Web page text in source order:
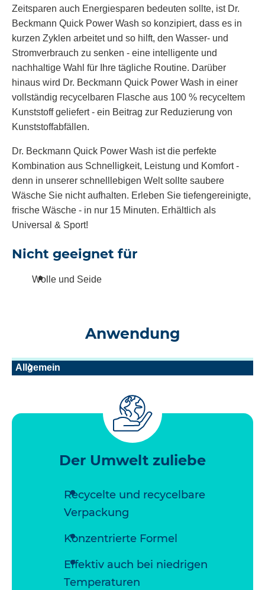
Zeitsparen auch Energiesparen bedeuten sollte, ist Dr.
Beckmann Quick Power Wash so konzipiert, dass es in
kurzen Zyklen arbeitet und so hilft, den Wasser- und
Stromverbrauch zu senken - eine intelligente und
nachhaltige Wahl für Ihre tägliche Routine. Darüber
hinaus wird Dr. Beckmann Quick Power Wash in einer
vollständig recycelbaren Flasche aus 100 % recyceltem
Kunststoff geliefert - ein Beitrag zur Reduzierung von
Kunststoffabfällen.
Dr. Beckmann Quick Power Wash ist die perfekte
Kombination aus Schnelligkeit, Leistung und Komfort -
denn in unserer schnelllebigen Welt sollte saubere
Wäsche Sie nicht aufhalten. Erleben Sie tiefengereinigte,
frische Wäsche - in nur 15 Minuten. Erhältlich als
Universal & Sport!
Nicht geeignet für
Wolle und Seide
Anwendung
Allgemein
Der Umwelt zuliebe
Recycelte und recycelbare
Verpackung
Konzentrierte Formel
Effektiv auch bei niedrigen
Temperaturen